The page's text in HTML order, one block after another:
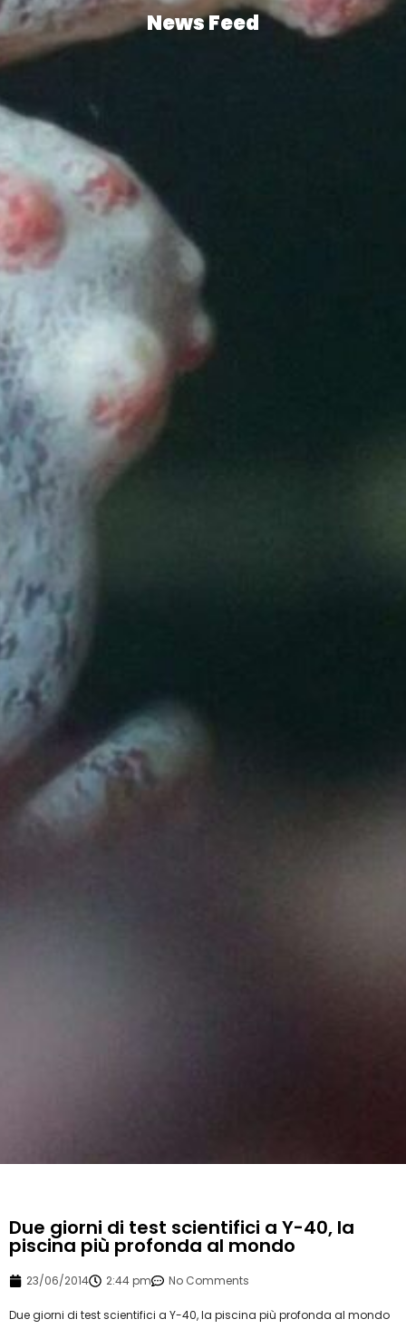
News Feed
Due giorni di test scientifici a Y-40, la
piscina più profonda al mondo
23/06/2014 2:44 pm No Comments
Due giorni di test scientifici a Y-40, la piscina più profonda al mondo